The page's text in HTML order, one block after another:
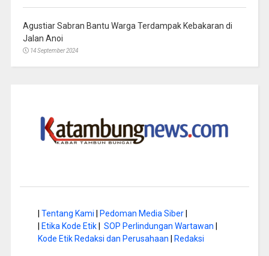
Agustiar Sabran Bantu Warga Terdampak Kebakaran di
Jalan Anoi
14 September 2024
Tentang Kami Pedoman Media Siber|
Etika Kode Etik| SOP Perlindungan Wartawan
Kode Etik Redaksi dan Perusahaan
Redaksi